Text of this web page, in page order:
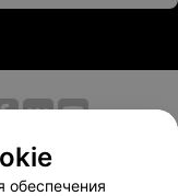
рекламы
договор
обеспечения